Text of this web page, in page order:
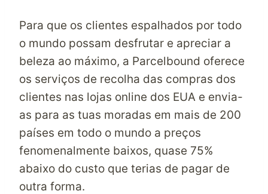
Para que os clientes espalhados por todo
o mundo possam desfrutar e apreciar a
beleza ao máximo, a Parcelbound oferece
os serviços de recolha das compras dos
clientes nas lojas online dos EUA e envia-
as para as tuas moradas em mais de 200
países em todo o mundo a preços
fenomenalmente baixos, quase 75%
abaixo do custo que terias de pagar de
outra forma.